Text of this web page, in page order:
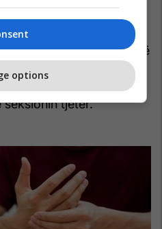
në mend se mpirja dhe
mund të lidhen
të cilat kërkojnë
hetime të mëtejshme.
e këtyre
seksionin tjetër.
options